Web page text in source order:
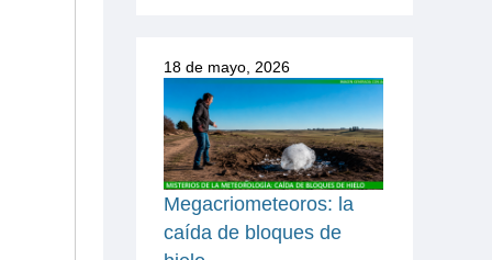
18 de mayo, 2026
Megacriometeoros: la
caída de bloques de